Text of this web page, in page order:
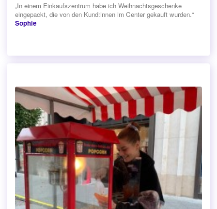
„In einem Einkaufszentrum habe ich Weihnachtsgeschenke
eingepackt, die von den Kund:innen im Center gekauft wurden.“
Sophie